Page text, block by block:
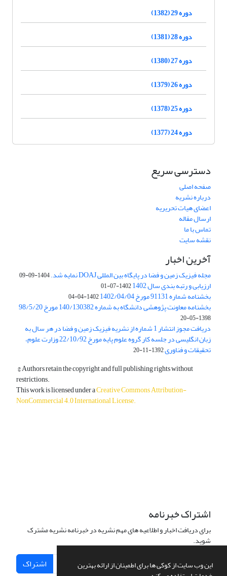
این وب سایت از کوکی ها برای اطمینان از ارائه بهترین
دوره 29 (1382)
دوره 28 (1381)
دوره 27 (1380)
دوره 26 (1379)
دوره 25 (1378)
دوره 24 (1377)
دسترسی سریع
صفحه اصلی
درباره نشریه
اعضای هیات تحریریه
ارسال مقاله
تماس با ما
نقشه سایت
آخرین اخبار
مجله فیزیک زمین و فضا در پایگاه بین المللی DOAJ نمایه شد. 1404-09-09
ارزیابی و رتبه بندی سال 1402 1402-07-01
بخشنامه شماره 91131 مورخ 1402/04/04 1402-04-04
بخشنامه معاونت پژوهشی دانشگاه به شماره 140/130382 مورخ 98/5/20
1398-05-20
دریافت مجوز انتشار 1 شماره از نشریه فیزیک زمین و فضا در هر سال به
زبان انگلیسی در جلسه کار گروه علوم پایه مورخ 22/10/92 وزارت علوم،
تحقیقات و فناوری1392-11-20
© Authors retain the copyright and full publishing rights without
restrictions.
This work is licensed under aCreative Commons Attribution-
NonCommercial 4.0 International License.
اشتراک خبرنامه
برای دریافت اخبار و اطلاعیه های مهم نشریه در خبرنامه نشریه مشترک
شوید.
اشتراک